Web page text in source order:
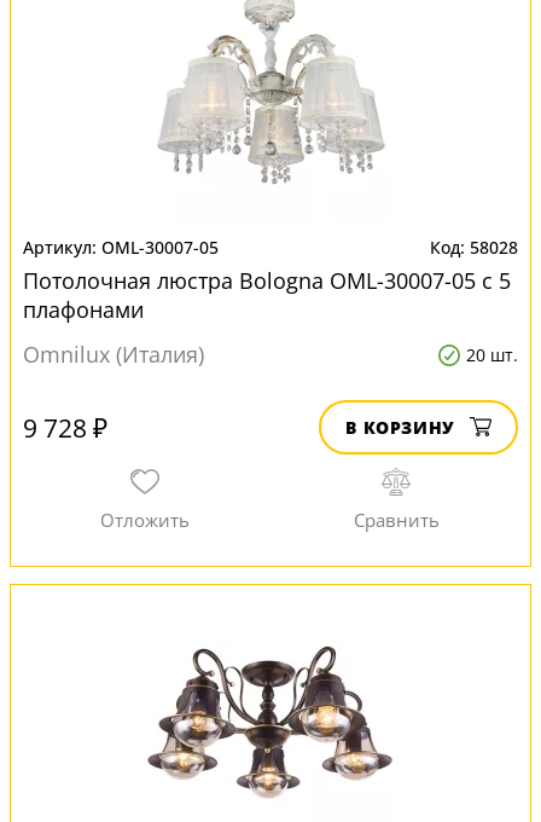
OML-30007-05 58028
Потолочная люстра Bologna OML-30007-05 с 5
плафонами
Omnilux (Италия)
20 шт.
9 728 ₽ В КОРЗИНУ